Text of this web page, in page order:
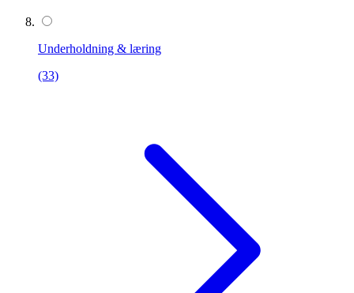
Underholdning & læring
(33)